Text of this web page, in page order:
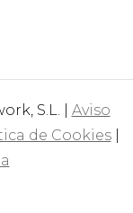
S.L. | Aviso
de Cookies|